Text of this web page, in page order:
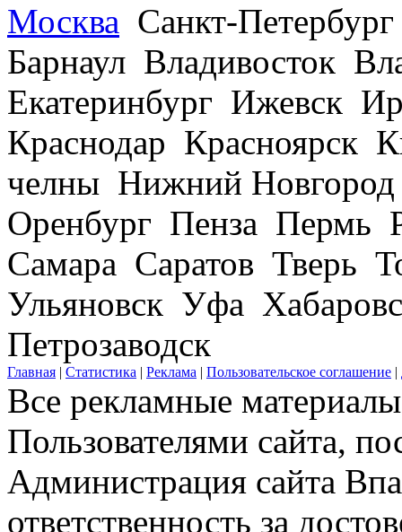
Москва Санкт-
Барнаул Владивосток
Екатеринбург Ижевск
Краснодар Красноярск
челны Нижний
Оренбург Пенза Пермь
Самара Саратов Тверь
Ульяновск Уфа
Петрозаводск
Главная | Статистика | Реклама | Пользовательское соглашение |
Все рекламные
Пользователями сайта,
Администрация сайта
ответственность за